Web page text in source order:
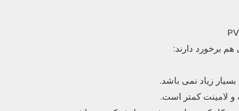
برخورد دارند:
زیاد نمی باشد.
و لامینت کمتر است.